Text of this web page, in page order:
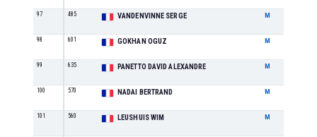
97 485 VANDENVINNE SERGE M
98 601 GOKHAN OGUZ M
99 635 PANETTO DAVID ALEXANDRE M
100 570 NADAI BERTRAND M
101 560 LEUSHUIS WIM M